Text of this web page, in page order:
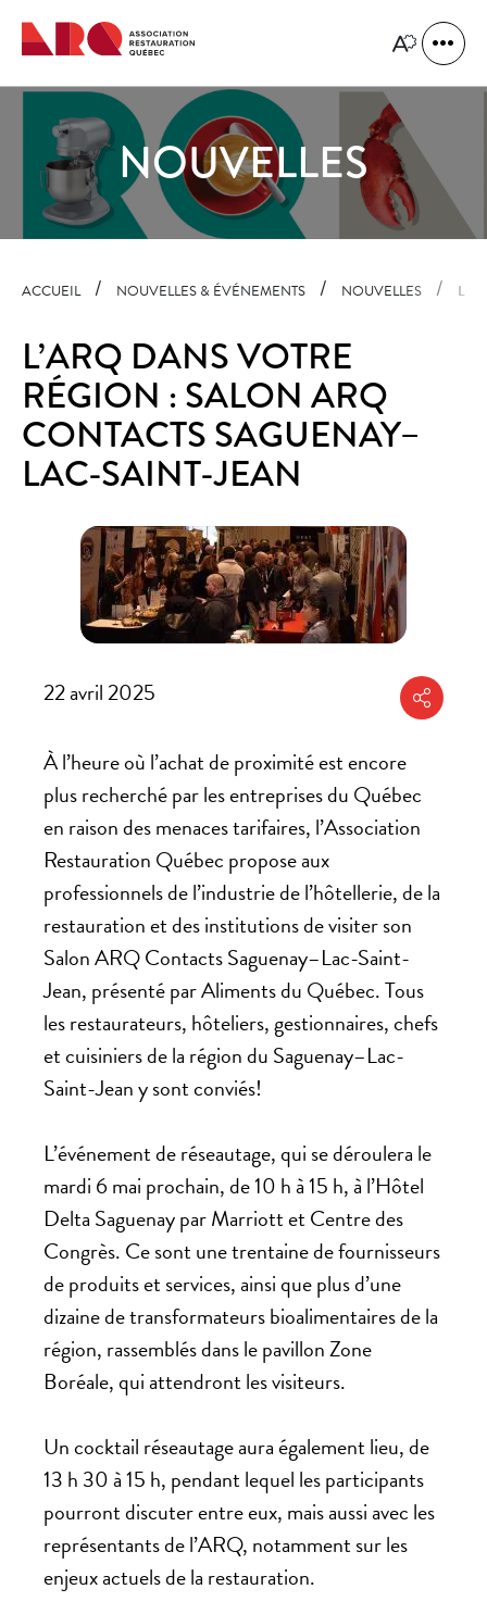
Navigation
rapide
Ouvrir
menu
Ouvrir
la
NOUVELLES
ACCUEIL NOUVELLES & ÉVÉNEMENTS NOUVELLES
L’ARQ DANS VOTRE
RÉGION : SALON ARQ
CONTACTS SAGUENAY–
LAC-SAINT-JEAN
22 avril 2025 Partager
À l’heure où l’achat de proximité est encore
plus recherché par les entreprises du Québec
en raison des menaces tarifaires, l’Association
Restauration Québec propose aux
professionnels de l’industrie de l’hôtellerie, de la
restauration et des institutions de visiter son
Salon ARQ Contacts Saguenay–Lac-Saint-
Jean, présenté par Aliments du Québec. Tous
les restaurateurs, hôteliers, gestionnaires, chefs
et cuisiniers de la région du Saguenay–Lac-
Saint-Jean y sont conviés!
L’événement de réseautage, qui se déroulera le
mardi 6 mai prochain, de 10 h à 15 h, à l’Hôtel
Delta Saguenay par Marriott et Centre des
Congrès. Ce sont une trentaine de fournisseurs
de produits et services, ainsi que plus d’une
dizaine de transformateurs bioalimentaires de la
région, rassemblés dans le pavillon Zone
Boréale, qui attendront les visiteurs.
Un cocktail réseautage aura également lieu, de
13 h 30 à 15 h, pendant lequel les participants
pourront discuter entre eux, mais aussi avec les
représentants de l’ARQ, notamment sur les
enjeux actuels de la restauration.